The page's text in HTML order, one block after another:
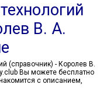
В. А.
(справочник) - Королев В.
Вы можете бесплатно
с описанием,